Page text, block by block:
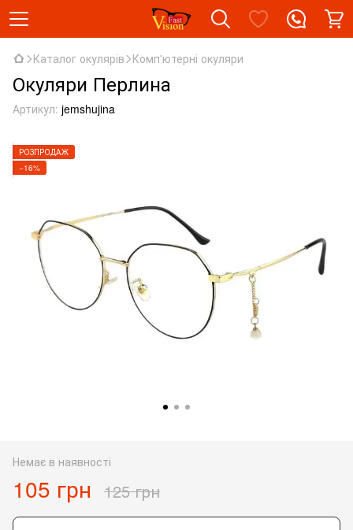
Каталог окулярів Комп'ютерні окуляри
Окуляри Перлина
Артикул: jemshujina
РОЗПРОДАЖ
−16%
Немає в наявності
105 грн 125 грн